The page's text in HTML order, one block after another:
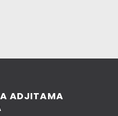
ADJITAMA